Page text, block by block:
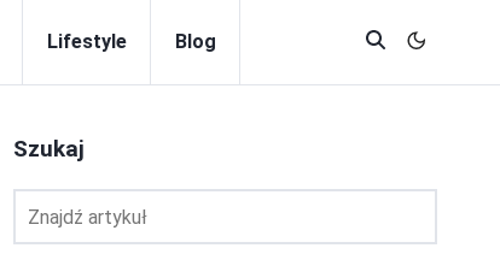
Lifestyle Blog
Szukaj